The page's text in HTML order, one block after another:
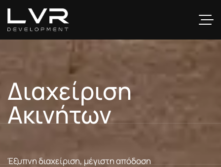
Διαχείριση
Ακινήτων
Έξυπνη διαχείριση, μέγιστη απόδοση